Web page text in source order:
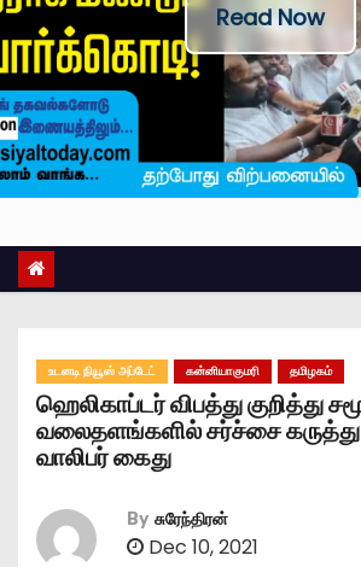
Read Now
உடனடி நியூஸ் அப்டேட் கன்னியாகுமரி தமிழகம்
ஹெலிகாப்டர் விபத்து குறித்து
வலைதளங்களில் சர்ச்சை கருத்து
வாலிபர் கைது
By சுரேந்திரன்
Dec 10, 2021